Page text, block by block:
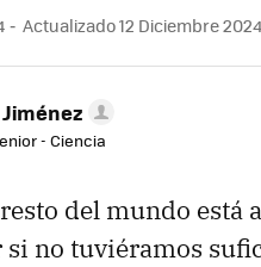
Actualizado 12 Diciembre
- Ciencia
del mundo está
si no tuviéramos